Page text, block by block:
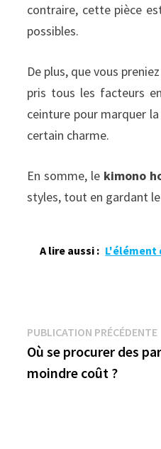
contraire, cette pièce
possibles.
De plus, que vous
pris tous les facteurs
ceinture pour marquer
certain charme.
En somme, le kimono
styles, tout en gardant
A lire aussi : L'élément
Navigation
de
PUBLICATION PRÉCÉDENTE
Où se procurer des
moindre coût ?